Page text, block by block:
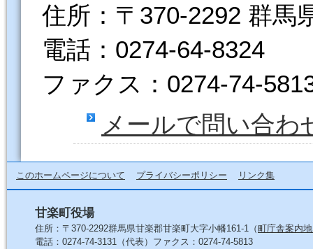
住所：〒370-2292 群馬
電話：0274-64-8324
ファクス：0274-74-
メールで問い合わ
このホームページについて プライバシーポリシー リンク集
甘楽町役場
住所：〒370-2292群馬県甘楽郡甘楽町大字小幡161-1（町庁舎案内
電話：0274-74-3131（代表）ファクス：0274-74-5813